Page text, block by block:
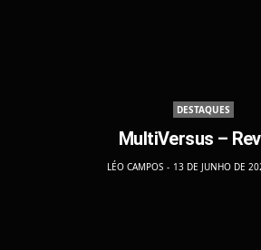
DESTAQUES
MultiVersus –
LÉO CAMPOS 13 DE JUNHO DE